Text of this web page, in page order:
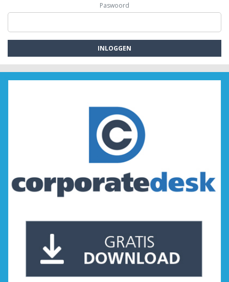
Paswoord